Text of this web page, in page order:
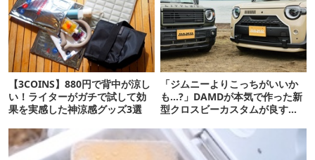
【3COINS】880円で背中が涼し
い！ライターがガチで試して効
果を実感した神涼感グッズ3選
「ジムニーよりこっちがいいか
も…?」DAMDが本気で作った新
型クロスビーカスタムが良すぎ